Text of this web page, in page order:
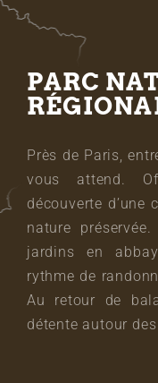
PARC
Près de Paris,
vous attend.
découverte d’une
nature
jardins en
rythme de
Au retour de
détente autour